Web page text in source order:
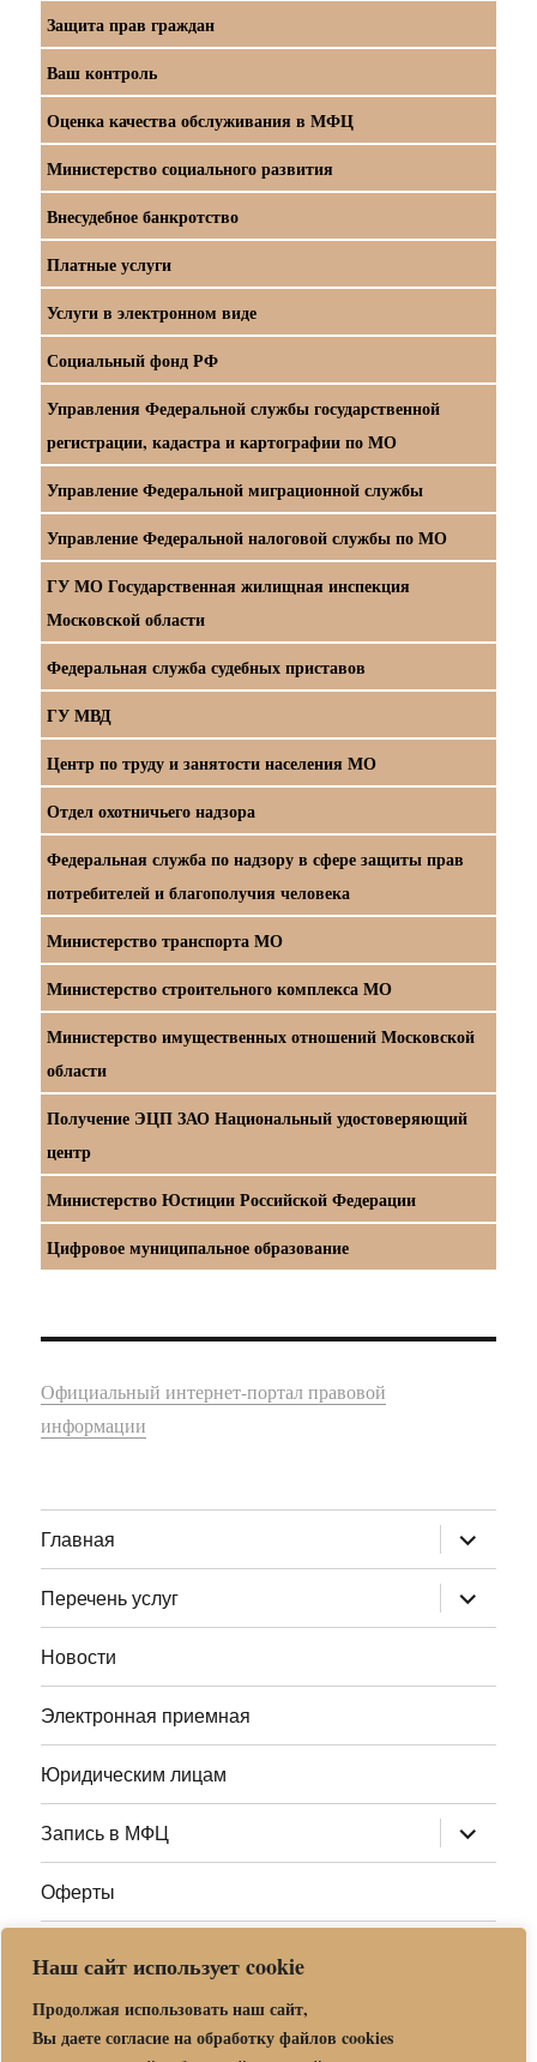
Наш сайт использует cookie
Продолжая использовать наш сайт,
Вы даете согласие на обработку файлов cookies
Защита прав граждан
Ваш контроль
Оценка качества обслуживания в МФЦ
Министерство социального развития
Внесудебное банкротство
Платные услуги
Услуги в электронном виде
Социальный фонд РФ
Управления Федеральной службы государственной
регистрации, кадастра и картографии по МО
Управление Федеральной миграционной службы
Управление Федеральной налоговой службы по МО
ГУ МО Государственная жилищная инспекция
Московской области
Федеральная служба судебных приставов
ГУ МВД
Центр по труду и занятости населения МО
Отдел охотничьего надзора
Федеральная служба по надзору в сфере защиты прав
потребителей и благополучия человека
Министерство транспорта МО
Министерство строительного комплекса МО
Министерство имущественных отношений Московской
области
Получение ЭЦП ЗАО Национальный удостоверяющий
центр
Министерство Юстиции Российской Федерации
Цифровое муниципальное образование
Официальный интернет-портал правовой
информации
Главная раскрыть
дочернее
меню
Перечень услуг
раскрыть
дочернее
меню
Новости
Электронная приемная
Юридическим лицам
Запись в МФЦ раскрыть
дочернее
меню
Оферты
Адреса МФЦ МО